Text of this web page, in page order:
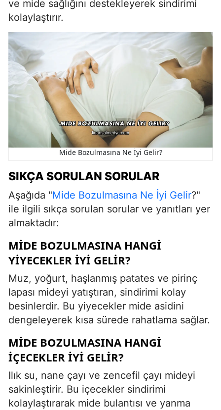
ve mide sağlığını destekleyerek sindirimi
kolaylaştırır.
Mide Bozulmasına Ne İyi Gelir?
SIKÇA SORULAN SORULAR
Aşağıda "Mide Bozulmasına Ne İyi Gelir?"
ile ilgili sıkça sorulan sorular ve yanıtları yer
almaktadır:
MIDE BOZULMASINA HANGI
YIYECEKLER IYI GELIR?
Muz, yoğurt, haşlanmış patates ve pirinç
lapası mideyi yatıştıran, sindirimi kolay
besinlerdir. Bu yiyecekler mide asidini
dengeleyerek kısa sürede rahatlama sağlar.
MIDE BOZULMASINA HANGI
IÇECEKLER IYI GELIR?
Ilık su, nane çayı ve zencefil çayı mideyi
sakinleştirir. Bu içecekler sindirimi
kolaylaştırarak mide bulantısı ve yanma